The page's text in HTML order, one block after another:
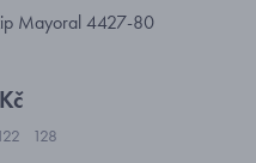
Mayoral 4427-80
128